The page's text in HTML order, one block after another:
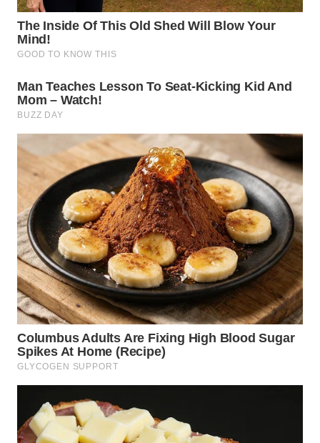
BEKASI
WN
WN
DEPOK
WN
TAPANULI
UTARA
WN
SAMOSIR
WN
PADANG
LAWAS
WN
SUMEDANG
WN
CIANJUR